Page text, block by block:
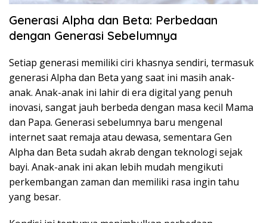
Generasi Alpha dan Beta: Perbedaan
dengan Generasi Sebelumnya
Setiap generasi memiliki ciri khasnya sendiri, termasuk
generasi Alpha dan Beta yang saat ini masih anak-
anak. Anak-anak ini lahir di era digital yang penuh
inovasi, sangat jauh berbeda dengan masa kecil Mama
dan Papa. Generasi sebelumnya baru mengenal
internet saat remaja atau dewasa, sementara Gen
Alpha dan Beta sudah akrab dengan teknologi sejak
bayi. Anak-anak ini akan lebih mudah mengikuti
perkembangan zaman dan memiliki rasa ingin tahu
yang besar.